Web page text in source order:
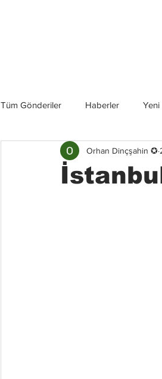
Tüm Gönderiler Haberler Yeni
Grup İncelemeleri Konserler
Orhan Dinçşahin ✪